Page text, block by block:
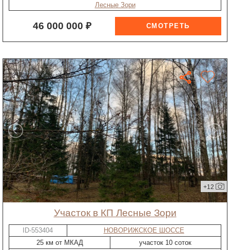
Лесные Зори
46 000 000 ₽
+12
участок в КП Лесные Зори
ID-553404
НОВОРИЖСКОЕ ШОССЕ
25 км от МКАД
участок 10 соток